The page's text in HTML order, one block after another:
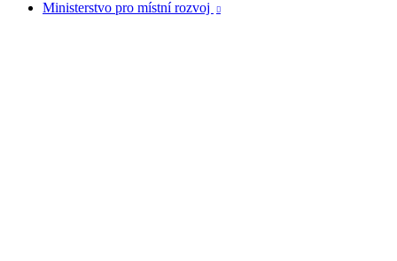
Ministerstvo pro místní rozvoj
